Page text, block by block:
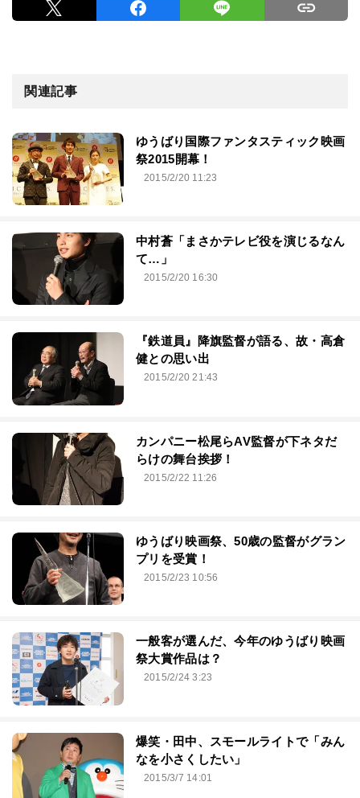
関連記事
ゆうばり国際ファンタスティック映画
祭2015開幕！
2015/2/20 11:23
中村蒼「まさかテレビ役を演じるなん
て…」
2015/2/20 16:30
『鉄道員』降旗監督が語る、故・高倉
健との思い出
2015/2/20 21:43
カンパニー松尾らAV監督が下ネタだ
らけの舞台挨拶！
2015/2/22 11:26
ゆうばり映画祭、50歳の監督がグラン
プリを受賞！
2015/2/23 10:56
一般客が選んだ、今年のゆうばり映画
祭大賞作品は？
2015/2/24 3:23
爆笑・田中、スモールライトで「みん
なを小さくしたい」
2015/3/7 14:01